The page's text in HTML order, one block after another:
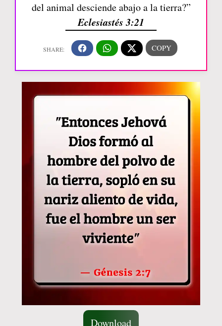
del animal desciende abajo a la tierra?”
Eclesiastés 3:21
Download